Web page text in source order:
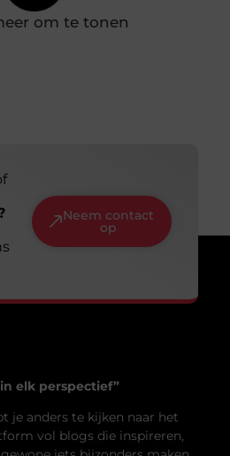
is voor ons van
online zichtbaar worden:
lange termijn aanpak
is voor veel ondernemers en
Je wilt dat mensen je